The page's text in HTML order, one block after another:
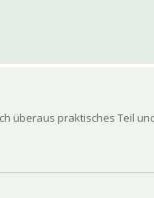
überaus praktisches Teil